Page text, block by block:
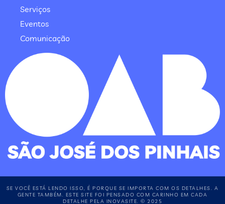
Serviços
Eventos
Comunicação
SE VOCÊ ESTÁ LENDO ISSO, É PORQUE SE IMPORTA COM OS DETALHES. A
GENTE TAMBÉM. ESTE SITE FOI PENSADO COM CARINHO EM CADA
DETALHE PELA INOVASITE. © 2025